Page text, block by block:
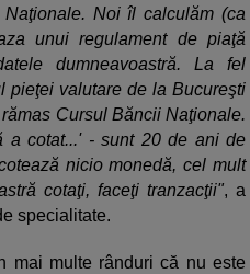
Noi îl calculăm (ca
unui regulament de piaţă
dumneavoastră. La fel
pieţei valutare de la Bucureşti
Cursul Băncii Naţionale.
a cotat...' - sunt 20 de ani de
nicio monedă, cel mult
cotaţi, faceţi tranzacţii", a
specialitate.
mai multe rânduri că nu este